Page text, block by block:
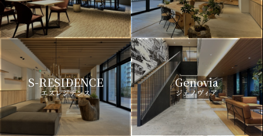
S-RESIDENCE
エスレジデンス
Genovia
ジェノヴィア